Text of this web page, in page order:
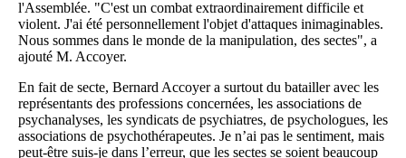
l'Assemblée. "C'est un combat extraordinairement difficile et
violent. J'ai été personnellement l'objet d'attaques inimaginables.
Nous sommes dans le monde de la manipulation, des sectes", a
ajouté M. Accoyer.
En fait de secte, Bernard Accoyer a surtout du batailler avec les
représentants des professions concernées, les associations de
psychanalyses, les syndicats de psychiatres, de psychologues, les
associations de psychothérapeutes. Je n’ai pas le sentiment, mais
peut-être suis-je dans l’erreur, que les sectes se soient beaucoup